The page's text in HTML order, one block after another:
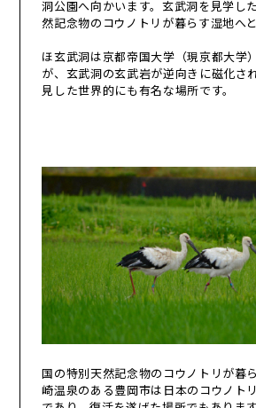
洞公園へ向かいます。玄武洞を見学し
然記念物のコウノトリが暮らす湿地へ
ほ玄武洞は京都帝国大学（現京都大学
が、玄武洞の玄武岩が逆向きに磁化さ
見した世界的にも有名な場所です。
国の特別天然記念物のコウノトリが暮
崎温泉のある豊岡市は日本のコウノト